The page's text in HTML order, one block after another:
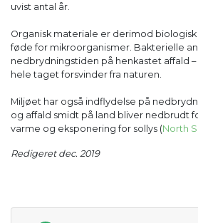
uvist antal år.
Organisk materiale er derimod
føde for mikroorganismer. Bakterielle
nedbrydningstiden på henkastet affald
hele taget forsvinder fra naturen.
Miljøet har også indflydelse på
og affald smidt på land bliver nedbrudt
varme og eksponering for sollys (North
Redigeret dec. 2019